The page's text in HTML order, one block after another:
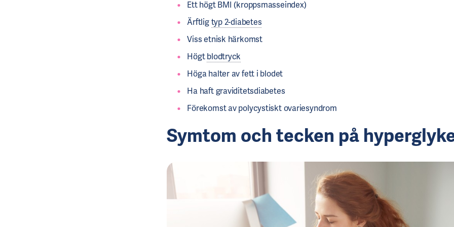
Ett högt BMI (kroppsmasseindex)
Ärftligtyp 2-diabetes
Viss etnisk härkomst
Högtblodtryck
Höga halter av fett i blodet
Ha haft graviditetsdiabetes
Förekomst av polycystiskt ovariesyndrom
Symtom och tecken på